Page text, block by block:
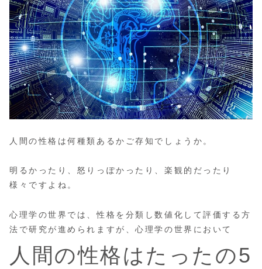
人間の性格は何種類あるかご存知でしょうか。
明るかったり、怒りっぽかったり、楽観的だったり
様々ですよね。
心理学の世界では、性格を分類し数値化して評価する方
法で研究が進められますが、心理学の世界において
人間の性格はたったの5